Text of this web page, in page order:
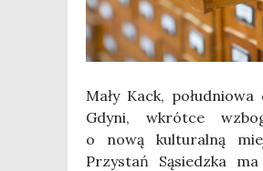
Mały Kack, połu­dnio­wa
Gdy­ni, wkrót­ce
o nową kul­tu­ral­ną
Przy­stań Sąsiedz­ka